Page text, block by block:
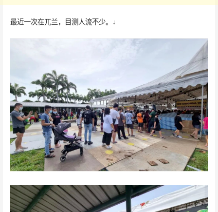
最近一次在兀兰，目测人流不少。↓